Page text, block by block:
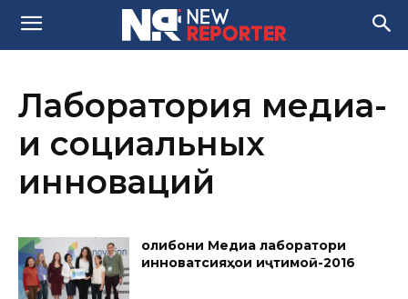
Лаборатория медиа-
и социальных
инноваций
Ғолибони Медиа лаборатори
инноватсияҳои иҷтимоӣ-2016